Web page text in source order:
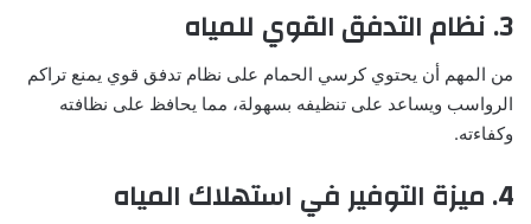
3. نظام التدفق القوي للمياه
من المهم أن يحتوي كرسي الحمام على نظام تدفق قوي يمنع تراكم
الرواسب ويساعد على تنظيفه بسهولة، مما يحافظ على نظافته
وكفاءته.
4. ميزة التوفير في استهلاك المياه